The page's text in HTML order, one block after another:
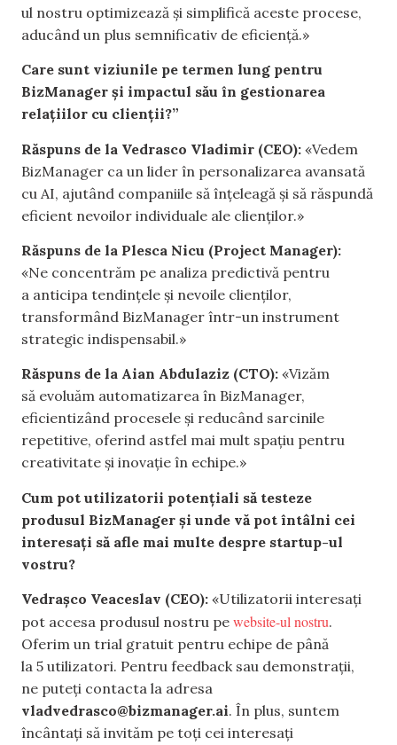
ul nostru optimizează și simplifică aceste procese,
aducând un plus semnificativ de eficiență.»
Care sunt viziunile pe termen lung pentru
BizManager și impactul său în gestionarea
relațiilor cu clienții?”
Răspuns de la Vedrasco Vladimir (CEO): «Vedem
BizManager ca un lider în personalizarea avansată
cu AI, ajutând companiile să înțeleagă și să răspundă
eficient nevoilor individuale ale clienților.»
Răspuns de la Plesca Nicu (Project Manager):
«Ne concentrăm pe analiza predictivă pentru
a anticipa tendințele și nevoile clienților,
transformând BizManager într-un instrument
strategic indispensabil.»
Răspuns de la Aian Abdulaziz (CTO): «Vizăm
să evoluăm automatizarea în BizManager,
eficientizând procesele și reducând sarcinile
repetitive, oferind astfel mai mult spațiu pentru
creativitate și inovație în echipe.»
Cum pot utilizatorii potențiali să testeze
produsul BizManager și unde vă pot întâlni cei
interesați să afle mai multe despre startup-ul
vostru?
Vedrașco Veaceslav (CEO): «Utilizatorii interesați
pot accesa produsul nostru pe website-ul nostru.
Oferim un trial gratuit pentru echipe de până
la 5 utilizatori. Pentru feedback sau demonstrații,
ne puteți contacta la adresa
vladvedrasco@bizmanager.ai. În plus, suntem
încântați să invităm pe toți cei interesați